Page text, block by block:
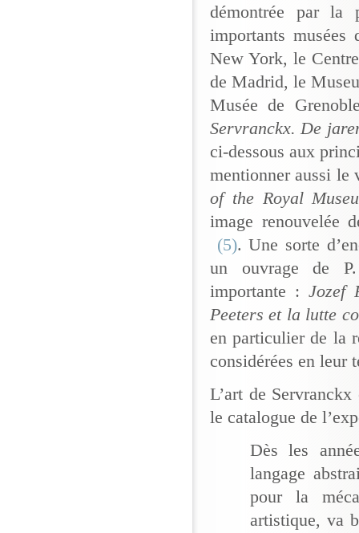
démontrée par la
importants
New York, le
de Madrid, le
Musée de
Servranckx. De
ci-dessous aux
mentionner aussi le
of the Royal
image renouvelée
(5). Une sorte
un ouvrage de
importante :Jozef
Peeters et la lutte
en particulier de la
considérées en leur
L’art de
le catalogue de
Dès les
langage
pour la
artistique, va